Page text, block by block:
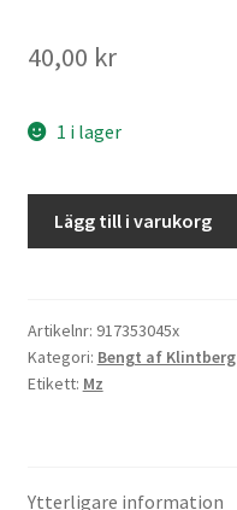
40,00 kr
1 i lager
klintbergare
mängd
Lägg till i varukorg
Artikelnr: 917353045x
Kategori: Bengt af Klintberg
Etikett: Mz
Ytterligare information